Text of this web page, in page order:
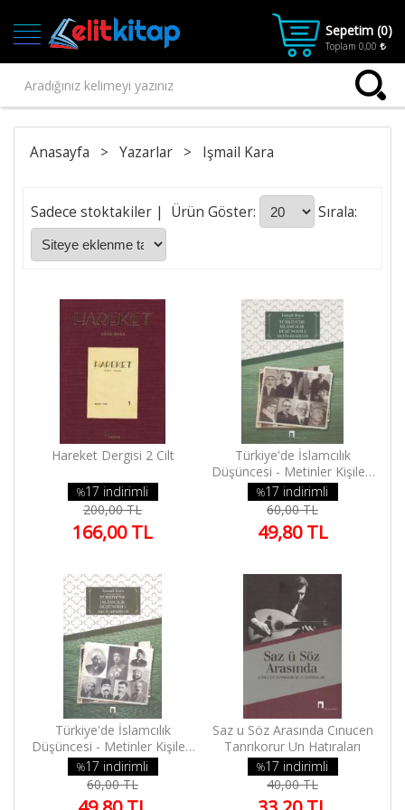
Sepetim (0)
Toplam 0,00
Anasayfa > Yazarlar > Işmail Kara
Sadece stoktakiler| Ürün Göster: Sırala:
Hareket Dergisi 2 Cilt
%17 indirimli
200,00 TL
166,00 TL
Türkiye'de İslamcılık
Düşüncesi - Metinler Kişiler-
2
%17 indirimli
60,00 TL
49,80 TL
Türkiye'de İslamcılık
Düşüncesi - Metinler Kişiler-
1
%17 indirimli
60,00 TL
Saz u Söz Arasında Cınucen
Tanrıkorur Un Hatıraları
%17 indirimli
40,00 TL
Ana
Ana Sayfa
Kitap
1.SINIF
3.SINIF
Kitaplar-
Elit Kitap
Sipariş
Arama
Kategoriler
Yazarlar
Yayınevleri
Kargo ve
Teslimat
Gizlilik ve
Güvenlik
Sipariş
Koşulları